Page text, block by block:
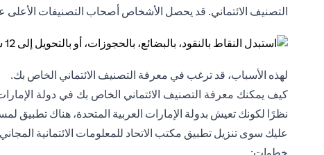
التصنيف الائتماني. قد يحصل الأشخاص أصحاب التصنيفات
لهذه الأسباب، قد ترغب في معرفة التصنيف الائتماني الخاص بك.
كيف يمكنك معرفة التصنيف الائتماني الخاص بك في دولة
نظرًا لكونك تعيش بدولة الإمارات العربية المتحدة، هناك تطبيق
عليك سوى تنزيل تطبيق مكتب الاتحاد للمعلومات الائتمانية